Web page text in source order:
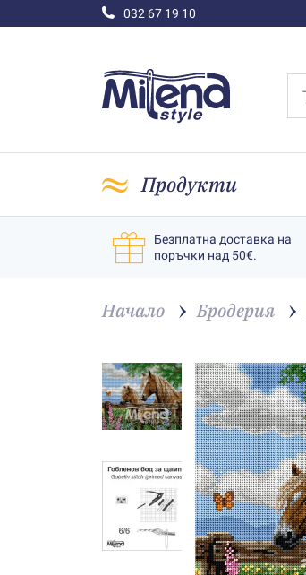
032 67 19 10
Продукти
Безплатна доставка на
поръчки над 50€.
Начало Бродерия